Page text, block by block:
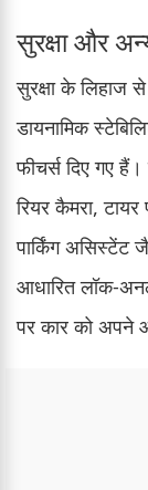
सुरक्षा और
सुरक्षा के लिहाज
डायनामिक
फीचर्स दिए गए
रियर कैमरा,
पार्किंग असिस्टेंट
आधारित लॉक-
पर कार को अपने